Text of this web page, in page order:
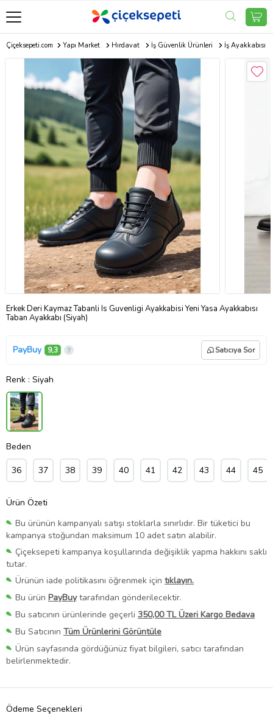
Çiçeksepeti.com Yapı Market Hırdavat İş Güvenlik Ürünleri İş Ayakkabısı
Erkek Deri Kaymaz Tabanli Is Guvenligi Ayakkabisi Yeni Yasa Ayakkabısı
Taban Ayakkabı (Siyah)
PayBuy 9,3 Satıcıya Sor
Renk : Siyah
Beden
36 37 38 39 40 41 42 43 44 45
Ürün Özeti
Bu ürünün kampanyalı satışı stoklarla sınırlıdır. Bir tüketici bu
kampanya stoğundan maksimum 10 adet satın alabilir.
Çiçeksepeti kampanya koşullarında değişiklik yapma hakkını saklı
tutar.
Ürünün iade politikasını öğrenmek için tıklayın.
Bu ürün PayBuytarafından gönderilecektir.
Bu satıcının ürünlerinde geçerli 350,00 TL Üzeri Kargo Bedava
Bu Satıcının Tüm Ürünlerini Görüntüle
Ürün sayfasında gördüğünüz fiyat bilgileri, satıcı tarafından
belirlenmektedir.
Ödeme Seçenekleri